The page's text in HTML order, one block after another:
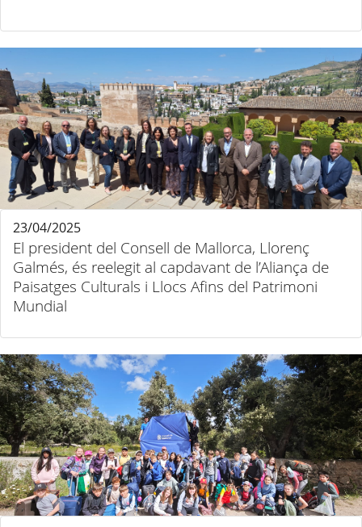
El president del Consell de Mallorca, Llorenç
Galmés, és reelegit al capdavant de l’Aliança de
Paisatges Culturals i Llocs Afins del Patrimoni
Mundial
23/04/2025